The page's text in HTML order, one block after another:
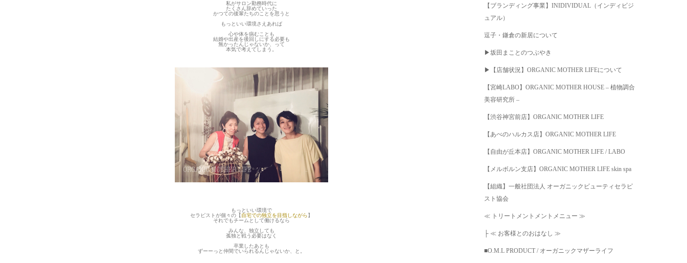
私がサロン勤務時代に
たくさん辞めていった
かつての後輩たちのことを思うと
もっといい環境さえあれば
心や体を病むことも
結婚や出産を後回しにする必要も
無かったんじゃないか、って
本気で考えてしまう。
もっといい環境で
セラピストが個々の【 自宅での独立を目指しながら 】
それでもチームとして働けるなら
みんな、独立しても
孤独と戦う必要はなく
卒業したあとも
ずーーっと仲間でいられるんじゃないか、と。
【ブランディング事業】INIDIVIDUAL（インディビジ
ュアル）
逗子・鎌倉の新居について
▶︎坂田まことのつぶやき
▶︎【店舗状況】ORGANIC MOTHER LIFEについて
【宮崎LABO】ORGANIC MOTHER HOUSE – 植物調合
美容研究所 –
【渋谷神宮前店】ORGANIC MOTHER LIFE
【あべのハルカス店】ORGANIC MOTHER LIFE
【自由が丘本店】ORGANIC MOTHER LIFE / LABO
【メルボルン支店】ORGANIC MOTHER LIFE skin spa
【組織】一般社団法人 オーガニックビューティセラピ
スト協会
≪ トリートメントメントメニュー ≫
├ ≪ お客様とのおはなし ≫
■O.M.L PRODUCT / オーガニックマザーライフ